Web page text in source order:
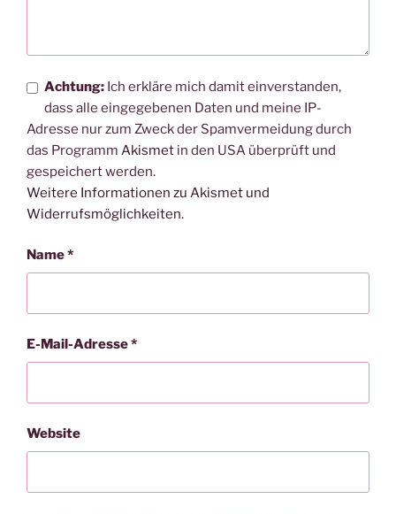
Achtung: Ich erkläre mich damit einverstanden,
dass alle eingegebenen Daten und meine IP-
Adresse nur zum Zweck der Spamvermeidung durch
das Programm Akismet in den USA überprüft und
gespeichert werden.
Weitere Informationen zu Akismet und
Widerrufsmöglichkeiten.
Name*
E-Mail-Adresse*
Website